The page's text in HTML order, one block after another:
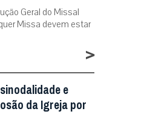
Geral do Missal
Missa devem estar
>
e
da Igreja por